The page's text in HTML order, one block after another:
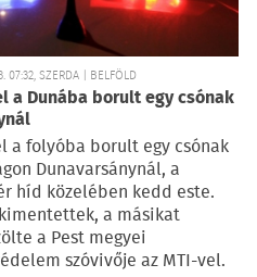
07:32, SZERDA | BELFÖLD
a Dunába borult egy csónak
a folyóba borult egy csónak
Dunavarsánynál, a
híd közelében kedd este.
a másikat
a Pest megyei
szóvivője az MTI-vel.